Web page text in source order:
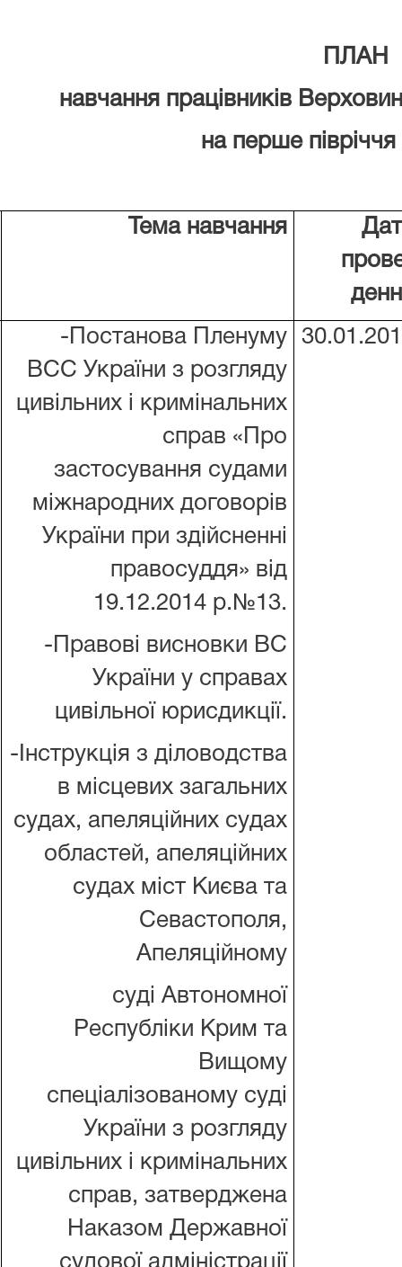
ПЛАН
навчання працівників
на перше
Тема навчання
-Постанова Пленуму
ВСС України з розгляду
цивільних і кримінальних
справ «Про
застосування судами
міжнародних договорів
України при здійсненні
правосуддя» від
19.12.2014 р.№13.
-Правові висновки ВС
України у справах
цивільної юрисдикції.
-Інструкція з діловодства
в місцевих загальних
судах, апеляційних судах
областей, апеляційних
судах міст Києва та
Севастополя,
Апеляційному
суді Автономної
Республіки Крим та
Вищому
спеціалізованому суді
України з розгляду
цивільних і кримінальних
справ, затверджена
Наказом Державної
судової адміністрації